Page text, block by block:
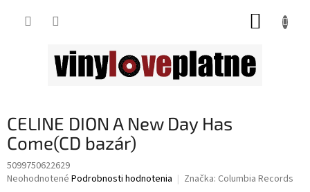
CELINE DION A New Day Has
Come(CD bazár)
5099750622629
Priemerné
Neohodnotené Podrobnosti hodnotenia Značka: Columbia Records